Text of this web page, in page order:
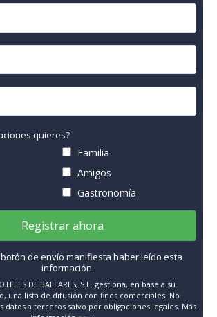
quieres?
Familia
Amigos
Gastronomía
Registrar ahora
de envío manifiesta haber leído esta
información.
DE BALEARES, S.L. gestiona, en base a su
una lista de difusión con fines comerciales. No
datos a terceros salvo por obligaciones legales. Más